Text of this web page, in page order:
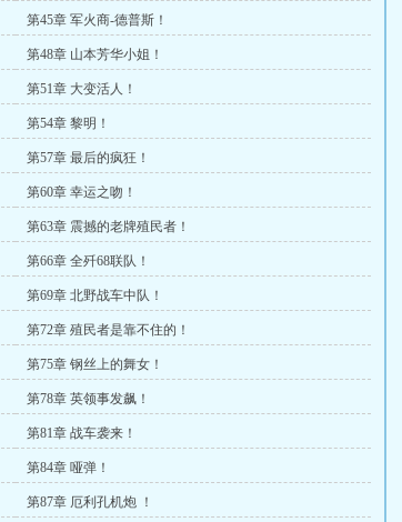
第45章 军火商-德普斯！
第48章 山本芳华小姐！
第51章 大变活人！
第54章 黎明！
第57章 最后的疯狂！
第60章 幸运之吻！
第63章 震撼的老牌殖民者！
第66章 全歼68联队！
第69章 北野战车中队！
第72章 殖民者是靠不住的！
第75章 钢丝上的舞女！
第78章 英领事发飙！
第81章 战车袭来！
第84章 哑弹！
第87章 厄利孔机炮 ！